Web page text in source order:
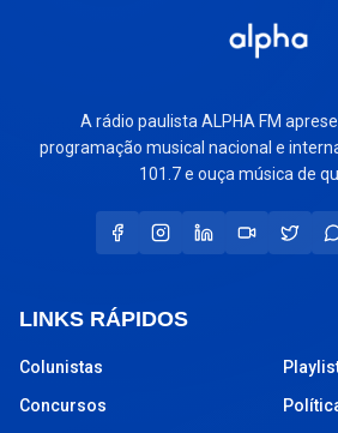
A rádio paulista ALPHA FM
programação musical nacional e
101.7 e ouça música de
LINKS RÁPIDOS
Colunistas
Concursos